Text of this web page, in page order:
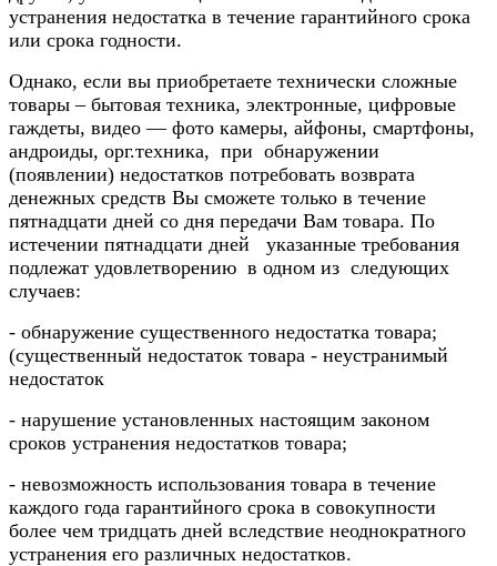
устранения недостатка в течение гарантийного срока
или срока годности.
Однако, если вы приобретаете технически сложные
товары – бытовая техника, электронные, цифровые
гаждеты, видео — фото камеры, айфоны, смартфоны,
андроиды, орг.техника, при обнаружении
(появлении) недостатков потребовать возврата
денежных средств Вы сможете только в течение
пятнадцати дней со дня передачи Вам товара. По
истечении пятнадцати дней указанные требования
подлежат удовлетворению в одном из следующих
случаев:
- обнаружение существенного недостатка товара;
(существенный недостаток товара - неустранимый
недостаток
- нарушение установленных настоящим законом
сроков устранения недостатков товара;
- невозможность использования товара в течение
каждого года гарантийного срока в совокупности
более чем тридцать дней вследствие неоднократного
устранения его различных недостатков.